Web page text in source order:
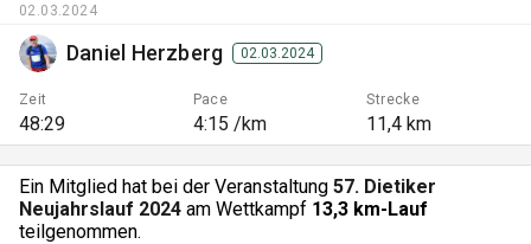
02.03.2024
Daniel Herzberg 02.03.2024
Zeit
48:29
Pace
4:15 /km
Strecke
11,4 km
Ein Mitglied hat bei der Veranstaltung 57. Dietiker
Neujahrslauf 2024 am Wettkampf 13,3 km-Lauf
teilgenommen.